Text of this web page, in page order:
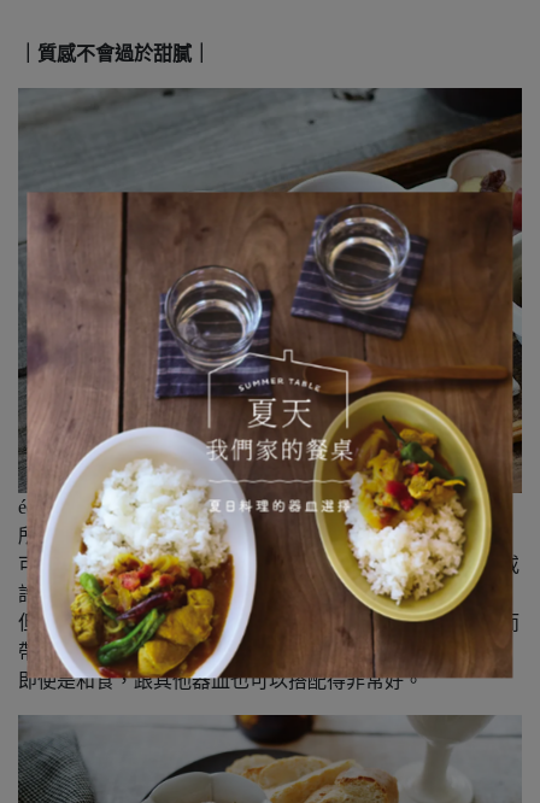
｜質感不會過於甜膩｜
éclore使用了稱為「粉引」的技法，焦處星點，正是其魅力
所在。
可愛的外型會讓整個兒氣氛過於甜美，難免擔心使用場景或
許會受限……
但正因為有這樣的焦痕和陶器特有的樸素感作為平衡，反而
帶出了溫暖的感覺。
即使是和食，跟其他器皿也可以搭配得非常好。